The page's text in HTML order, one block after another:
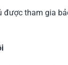
được tham gia